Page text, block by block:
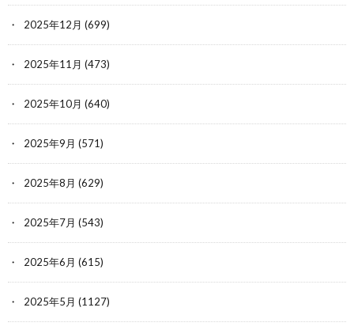
2025年12月 (699)
2025年11月 (473)
2025年10月 (640)
2025年9月 (571)
2025年8月 (629)
2025年7月 (543)
2025年6月 (615)
2025年5月 (1127)